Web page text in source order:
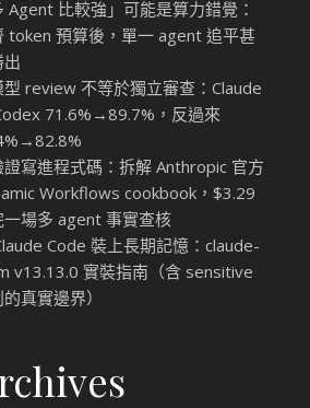
Agent 比較強」可能是算力錯覺：
token 預算後，單一 agent 追平甚
出
型 review 不等於獨立審查：Claude
71.6%→89.7%，反過來
證寫進程式碼：拆解 Anthropic 官方
Workflows cookbook，$3.29
一場多 agent 事實查核
Code 裝上長期記憶：claude-
v13.13.0 實裝指南（含 sensitive
真實邊界）